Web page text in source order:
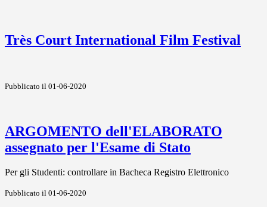
Très Court International Film Festival
Pubblicato il 01-06-2020
ARGOMENTO dell'ELABORATO
assegnato per l'Esame di Stato
Per gli Studenti: controllare in Bacheca Registro Elettronico
Pubblicato il 01-06-2020